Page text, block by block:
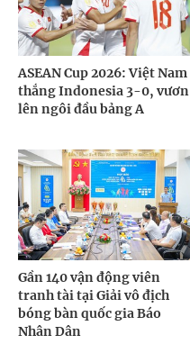
ASEAN Cup 2026: Việt Nam
thắng Indonesia 3-0, vươn
lên ngôi đầu bảng A
Gần 140 vận động viên
tranh tài tại Giải vô địch
bóng bàn quốc gia Báo
Nhân Dân